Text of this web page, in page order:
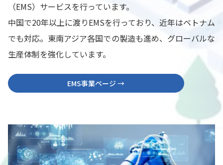
（EMS）サービスを行っています。
中国で20年以上に渡りEMSを行っており、近年はベトナム
でも対応。東南アジア各国での製造も進め、グローバルな
生産体制を強化しています。
EMS事業ページ →